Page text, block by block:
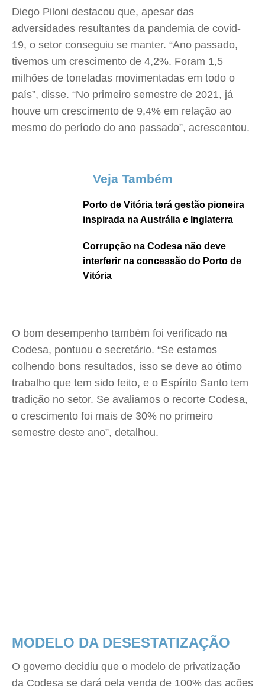
Diego Piloni destacou que, apesar das
adversidades resultantes da pandemia de covid-
19, o setor conseguiu se manter. “Ano passado,
tivemos um crescimento de 4,2%. Foram 1,5
milhões de toneladas movimentadas em todo o
país”, disse. “No primeiro semestre de 2021, já
houve um crescimento de 9,4% em relação ao
mesmo do período do ano passado”, acrescentou.
Veja Também
Porto de Vitória terá gestão pioneira
inspirada na Austrália e Inglaterra
Corrupção na Codesa não deve
interferir na concessão do Porto de
Vitória
O bom desempenho também foi verificado na
Codesa, pontuou o secretário. “Se estamos
colhendo bons resultados, isso se deve ao ótimo
trabalho que tem sido feito, e o Espírito Santo tem
tradição no setor. Se avaliamos o recorte Codesa,
o crescimento foi mais de 30% no primeiro
semestre deste ano”, detalhou.
MODELO DA DESESTATIZAÇÃO
O governo decidiu que o modelo de privatização
da Codesa se dará pela venda de 100% das ações